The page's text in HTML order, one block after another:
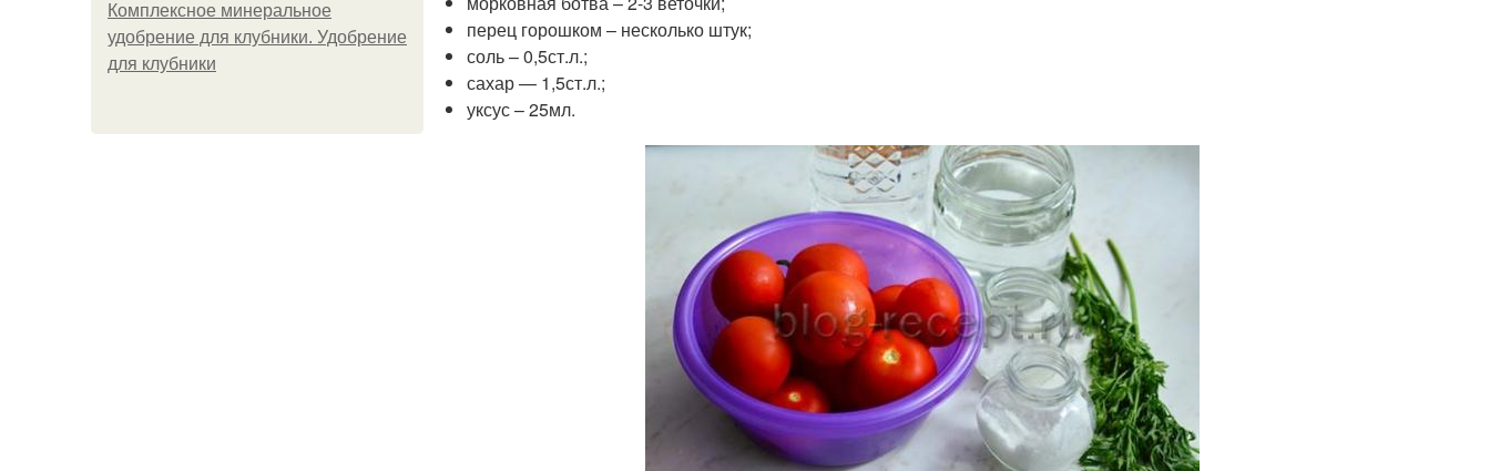
Комплексное минеральное
удобрение для клубники. Удобрение
для клубники
перец горошком – несколько штук;
соль – 0,5ст.л.;
сахар — 1,5ст.л.;
уксус – 25мл.